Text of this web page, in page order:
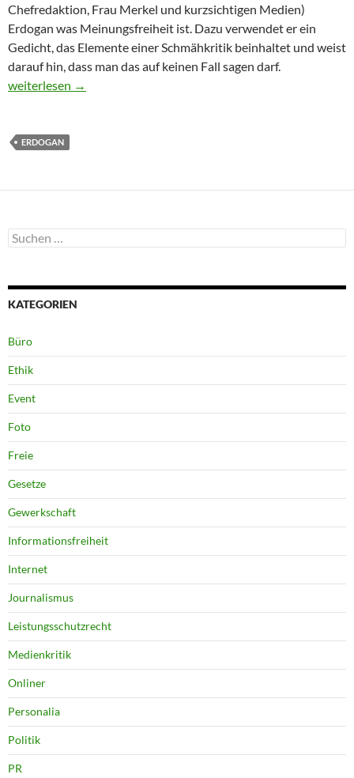
Chefredaktion, Frau Merkel und kurzsichtigen Medien)
Erdogan was Meinungsfreiheit ist. Dazu verwendet er ein
Gedicht, das Elemente einer Schmähkritik beinhaltet und weist
darauf hin, dass man das auf keinen Fall sagen darf.
Genialer Böhmermann landet Volltreffer
weiterlesen →
ERDOGAN
Suchen
nach:
KATEGORIEN
Büro
Ethik
Event
Foto
Freie
Gesetze
Gewerkschaft
Informationsfreiheit
Internet
Journalismus
Leistungsschutzrecht
Medienkritik
Onliner
Personalia
Politik
PR